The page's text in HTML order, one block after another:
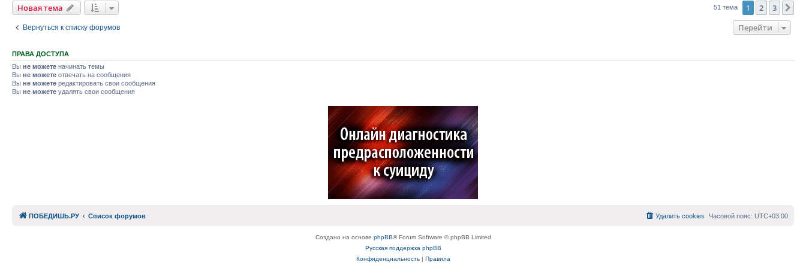
Новая тема 51 тема 1 2 3
Вернуться к списку форумов Перейти
ПРАВА ДОСТУПА
Вы не можете начинать темы
Вы не можете отвечать на сообщения
Вы не можете редактировать свои сообщения
Вы не можете удалять свои сообщения
ПОБЕДИШЬ.РУ Список форумов Часовой пояс: UTC+03:00
Удалить cookies
Создано на основе phpBB® Forum Software © phpBB Limited
Русская поддержка phpBB
Конфиденциальность| Правила